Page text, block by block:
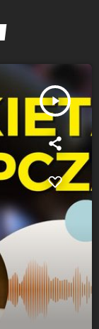
play_arrow